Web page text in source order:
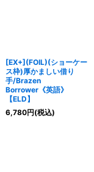
[EX+](FOIL)(ショーケー
ス枠)厚かましい借り
手/Brazen
Borrower《英語》
【ELD】
6,780円(税込)